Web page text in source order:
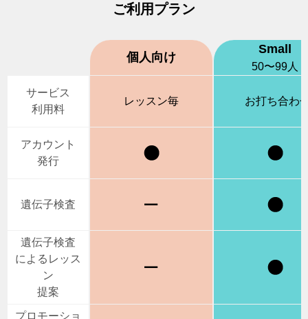
ご利用プラン
個人向け
Small
50〜99人
サービス
利用料
レッスン毎 お打ち合わ
アカウント
発行
遺伝子検査
遺伝子検査
によるレッス
ン
提案
プロモーショ